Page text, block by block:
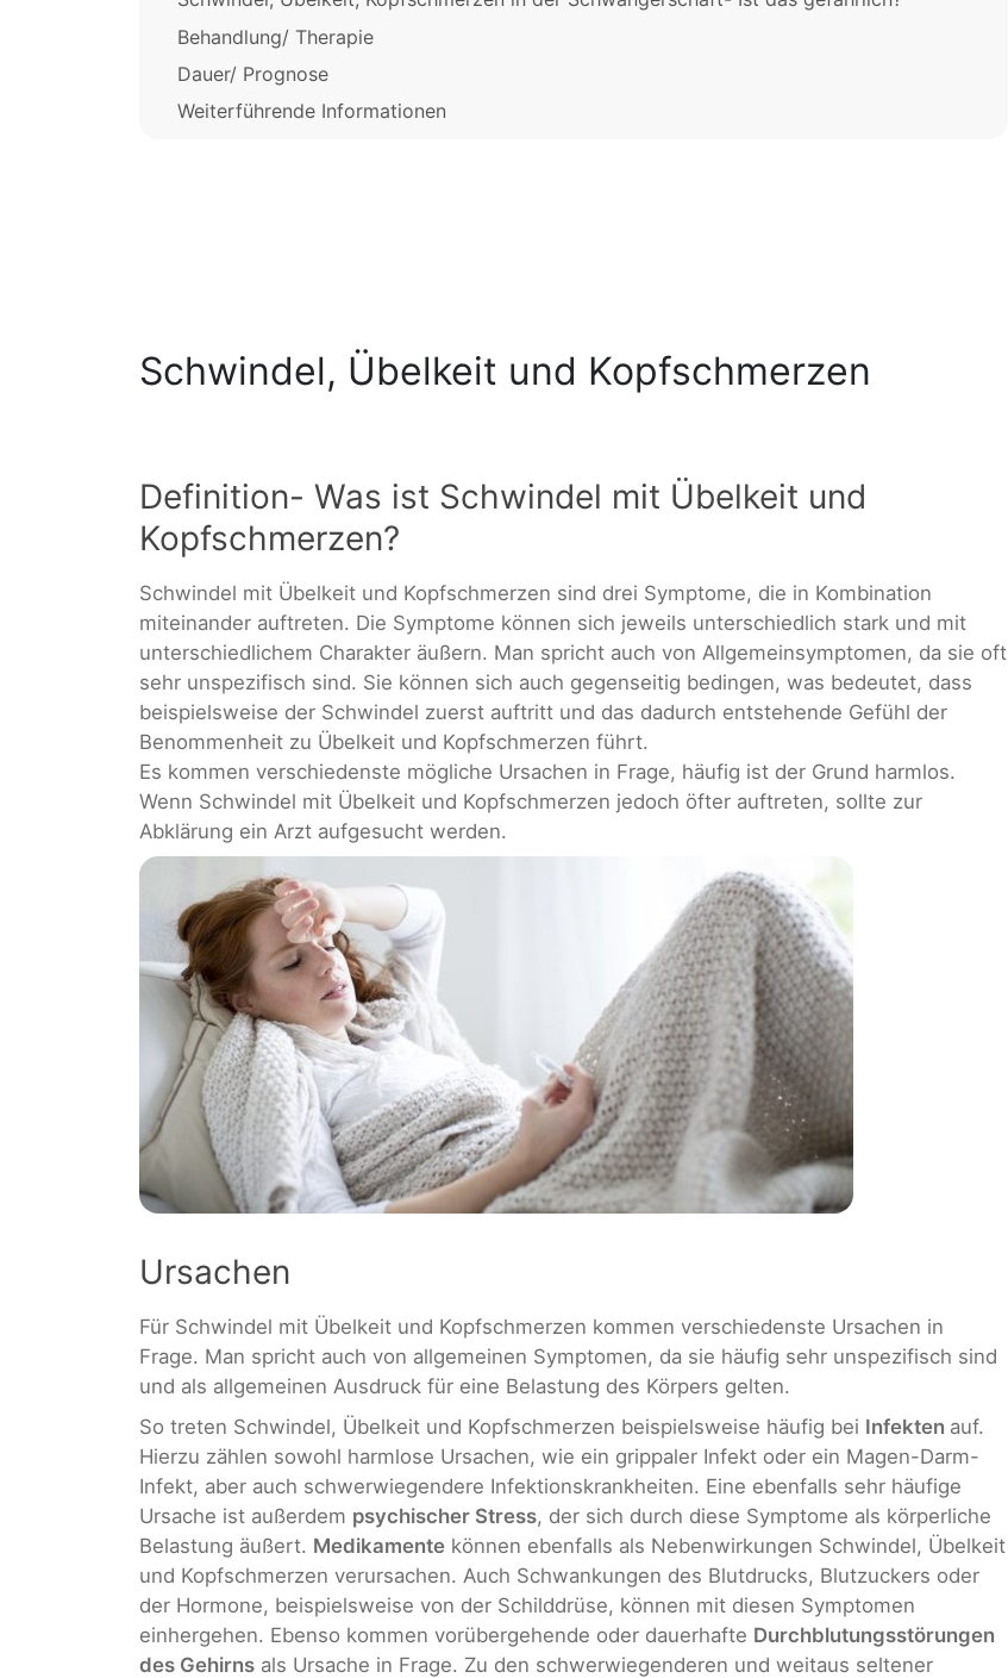
Behandlung/ Therapie
Dauer/ Prognose
Weiterführende Informationen
Schwindel, Übelkeit und Kopfschmerzen
Definition- Was ist Schwindel mit Übelkeit und
Kopfschmerzen?
Schwindel mit Übelkeit und Kopfschmerzen sind drei Symptome, die in Kombination
miteinander auftreten. Die Symptome können sich jeweils unterschiedlich stark und mit
unterschiedlichem Charakter äußern. Man spricht auch von Allgemeinsymptomen, da sie oft
sehr unspezifisch sind. Sie können sich auch gegenseitig bedingen, was bedeutet, dass
beispielsweise der Schwindel zuerst auftritt und das dadurch entstehende Gefühl der
Benommenheit zu Übelkeit und Kopfschmerzen führt.
Es kommen verschiedenste mögliche Ursachen in Frage, häufig ist der Grund harmlos.
Wenn Schwindel mit Übelkeit und Kopfschmerzen jedoch öfter auftreten, sollte zur
Abklärung ein Arzt aufgesucht werden.
Ursachen
Für Schwindel mit Übelkeit und Kopfschmerzen kommen verschiedenste Ursachen in
Frage. Man spricht auch von allgemeinen Symptomen, da sie häufig sehr unspezifisch sind
und als allgemeinen Ausdruck für eine Belastung des Körpers gelten.
So treten Schwindel, Übelkeit und Kopfschmerzen beispielsweise häufig bei Infekten auf.
Hierzu zählen sowohl harmlose Ursachen, wie ein grippaler Infekt oder ein Magen-Darm-
Infekt, aber auch schwerwiegendere Infektionskrankheiten. Eine ebenfalls sehr häufige
Ursache ist außerdem psychischer Stress, der sich durch diese Symptome als körperliche
Belastung äußert. Medikamente können ebenfalls als Nebenwirkungen Schwindel, Übelkeit
und Kopfschmerzen verursachen. Auch Schwankungen des Blutdrucks, Blutzuckers oder
der Hormone, beispielsweise von der Schilddrüse, können mit diesen Symptomen
einhergehen. Ebenso kommen vorübergehende oder dauerhafte Durchblutungsstörungen
des Gehirns als Ursache in Frage. Zu den schwerwiegenderen und weitaus seltener